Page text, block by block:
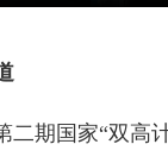
国家“双高计